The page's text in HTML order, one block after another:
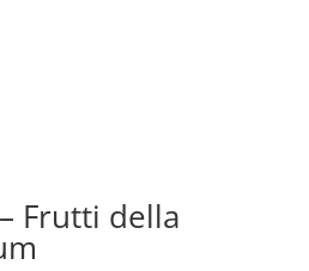
Frutti della